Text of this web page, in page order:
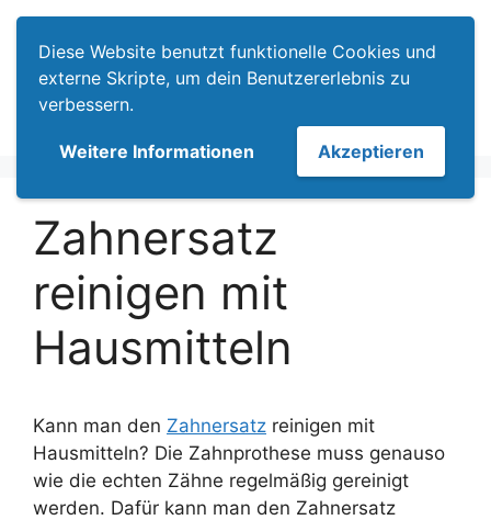
Diese Website benutzt funktionelle Cookies und
externe Skripte, um dein Benutzererlebnis zu
verbessern.
Weitere Informationen Akzeptieren
Zum
Inhalt
springen
Zahnersatz
reinigen mit
Hausmitteln
Kann man den Zahnersatz reinigen mit
Hausmitteln? Die Zahnprothese muss genauso
wie die echten Zähne regelmäßig gereinigt
werden. Dafür kann man den Zahnersatz